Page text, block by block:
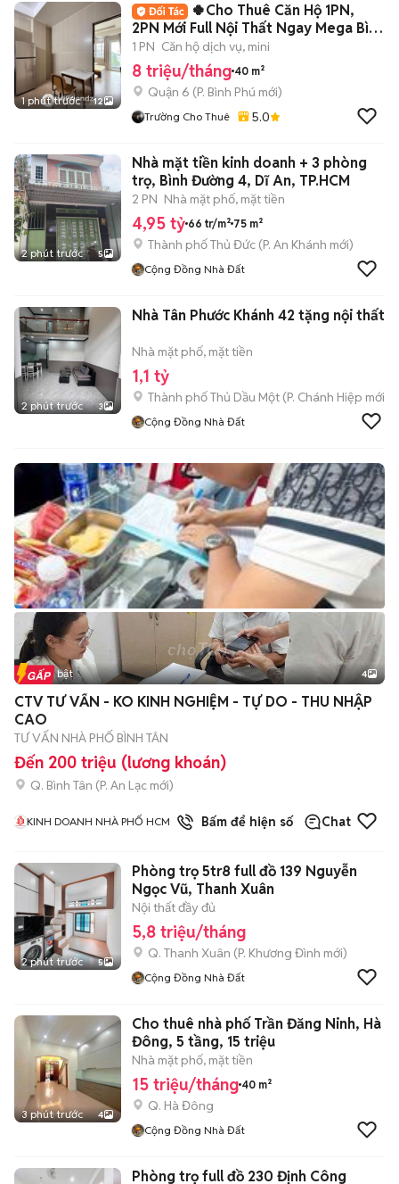
1 phút trước 12
🍀Cho Thuê Căn Hộ 1PN,
2PN Mới Full Nội Thất Ngay Mega Bình
Phú- Q6🍀
1 PN Căn hộ dịch vụ, mini
8 triệu/tháng 40 m²
Quận 6 (P. Bình Phú mới)
Trường Cho Thuê 5.0
2 phút trước 5
Nhà mặt tiền kinh doanh + 3 phòng
trọ, Bình Đường 4, Dĩ An, TP.HCM
2 PN Nhà mặt phố, mặt tiền
4,95 tỷ 66 tr/m² 75 m²
Thành phố Thủ Đức (P. An Khánh mới)
Cộng Đồng Nhà Đất
2 phút trước 3
Nhà Tân Phước Khánh 42 tặng nội thất
Nhà mặt phố, mặt tiền
1,1 tỷ
Thành phố Thủ Dầu Một (P. Chánh Hiệp mới)
Cộng Đồng Nhà Đất
Tin nổi bật 4
CTV TƯ VẤN - KO KINH NGHIỆM - TỰ DO - THU NHẬP
CAO
TƯ VẤN NHÀ PHỐ BÌNH TÂN
Đến 200 triệu (lương khoán)
Q. Bình Tân (P. An Lạc mới)
KINH DOANH NHÀ PHỐ HCM 1đã bánBấm để hiện số Chat
2 phút trước 5
Phòng trọ 5tr8 full đồ 139 Nguyễn
Ngọc Vũ, Thanh Xuân
Nội thất đầy đủ
5,8 triệu/tháng
Q. Thanh Xuân (P. Khương Đình mới)
Cộng Đồng Nhà Đất
3 phút trước 4
Cho thuê nhà phố Trần Đăng Ninh, Hà
Đông, 5 tầng, 15 triệu
Nhà mặt phố, mặt tiền
15 triệu/tháng 40 m²
Q. Hà Đông
Cộng Đồng Nhà Đất
Phòng trọ full đồ 230 Định Công